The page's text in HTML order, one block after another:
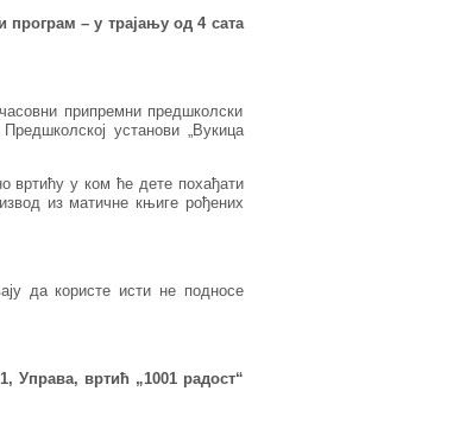
– у трајању од 4 сата
припремни предшколски
установи „Вукица
вртићу у ком ће дете похађати
из матичне књиге рођених
да користе исти не подносе
Управа, вртић „1001 радост“